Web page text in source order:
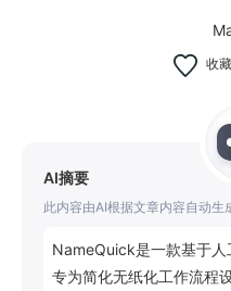
AI摘要
此内容由AI根据文章内容自动生
NameQuick是一款基于人
专为简化无纸化工作流程